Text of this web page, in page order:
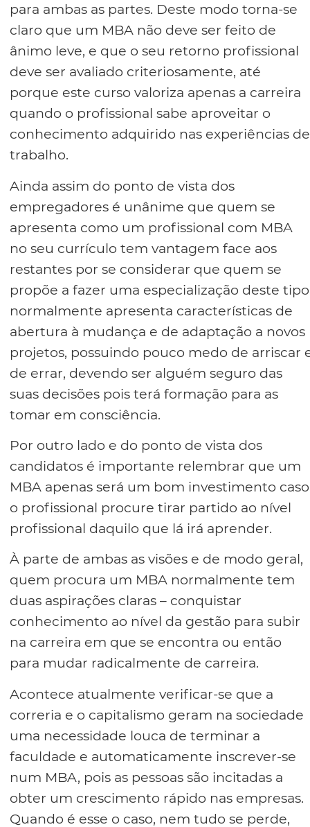
para ambas as partes. Deste modo torna-se
claro que um MBA não deve ser feito de
ânimo leve, e que o seu retorno profissional
deve ser avaliado criteriosamente, até
porque este curso valoriza apenas a carreira
quando o profissional sabe aproveitar o
conhecimento adquirido nas experiências de
trabalho.
Ainda assim do ponto de vista dos
empregadores é unânime que quem se
apresenta como um profissional com MBA
no seu currículo tem vantagem face aos
restantes por se considerar que quem se
propõe a fazer uma especialização deste
normalmente apresenta características de
abertura à mudança e de adaptação a novos
projetos, possuindo pouco medo de arriscar
de errar, devendo ser alguém seguro das
suas decisões pois terá formação para as
tomar em consciência.
Por outro lado e do ponto de vista dos
candidatos é importante relembrar que um
MBA apenas será um bom investimento caso
o profissional procure tirar partido ao nível
profissional daquilo que lá irá aprender.
À parte de ambas as visões e de modo geral,
quem procura um MBA normalmente tem
duas aspirações claras – conquistar
conhecimento ao nível da gestão para subir
na carreira em que se encontra ou então
para mudar radicalmente de carreira.
Acontece atualmente verificar-se que a
correria e o capitalismo geram na sociedade
uma necessidade louca de terminar a
faculdade e automaticamente inscrever-se
num MBA, pois as pessoas são incitadas a
obter um crescimento rápido nas empresas.
Quando é esse o caso, nem tudo se perde,